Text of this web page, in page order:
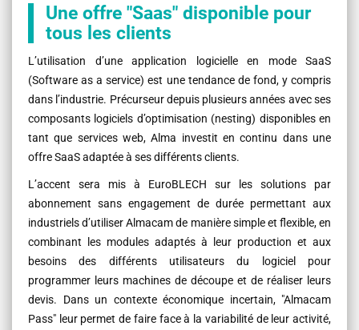
Une offre "Saas" disponible pour
tous les clients
L’utilisation d’une application logicielle en mode SaaS
(Software as a service) est une tendance de fond, y compris
dans l’industrie. Précurseur depuis plusieurs années avec ses
composants logiciels d’optimisation (nesting) disponibles en
tant que services web, Alma investit en continu dans une
offre SaaS adaptée à ses différents clients.
L’accent sera mis à EuroBLECH sur les solutions par
abonnement sans engagement de durée permettant aux
industriels d’utiliser Almacam de manière simple et flexible, en
combinant les modules adaptés à leur production et aux
besoins des différents utilisateurs du logiciel pour
programmer leurs machines de découpe et de réaliser leurs
devis. Dans un contexte économique incertain, "Almacam
Pass" leur permet de faire face à la variabilité de leur activité,